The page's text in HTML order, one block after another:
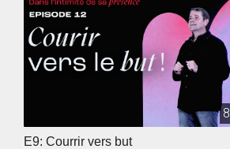
E9: Courrir vers but